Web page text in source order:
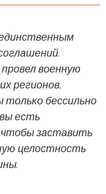
военную
регионов,
только бессильно
есть
заставить
целостность